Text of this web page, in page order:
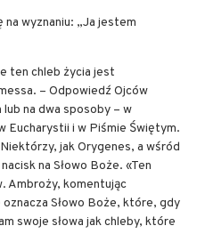
na wyznaniu: „Ja jestem
ten chleb życia jest
– Odpowiedź Ojców
na dwa sposoby – w
Eucharystii i w Piśmie Świętym.
jak Orygenes, a wśród
na Słowo Boże. «Ten
Ambroży, komentując
Słowo Boże, które, gdy
swoje słowa jak chleby, które